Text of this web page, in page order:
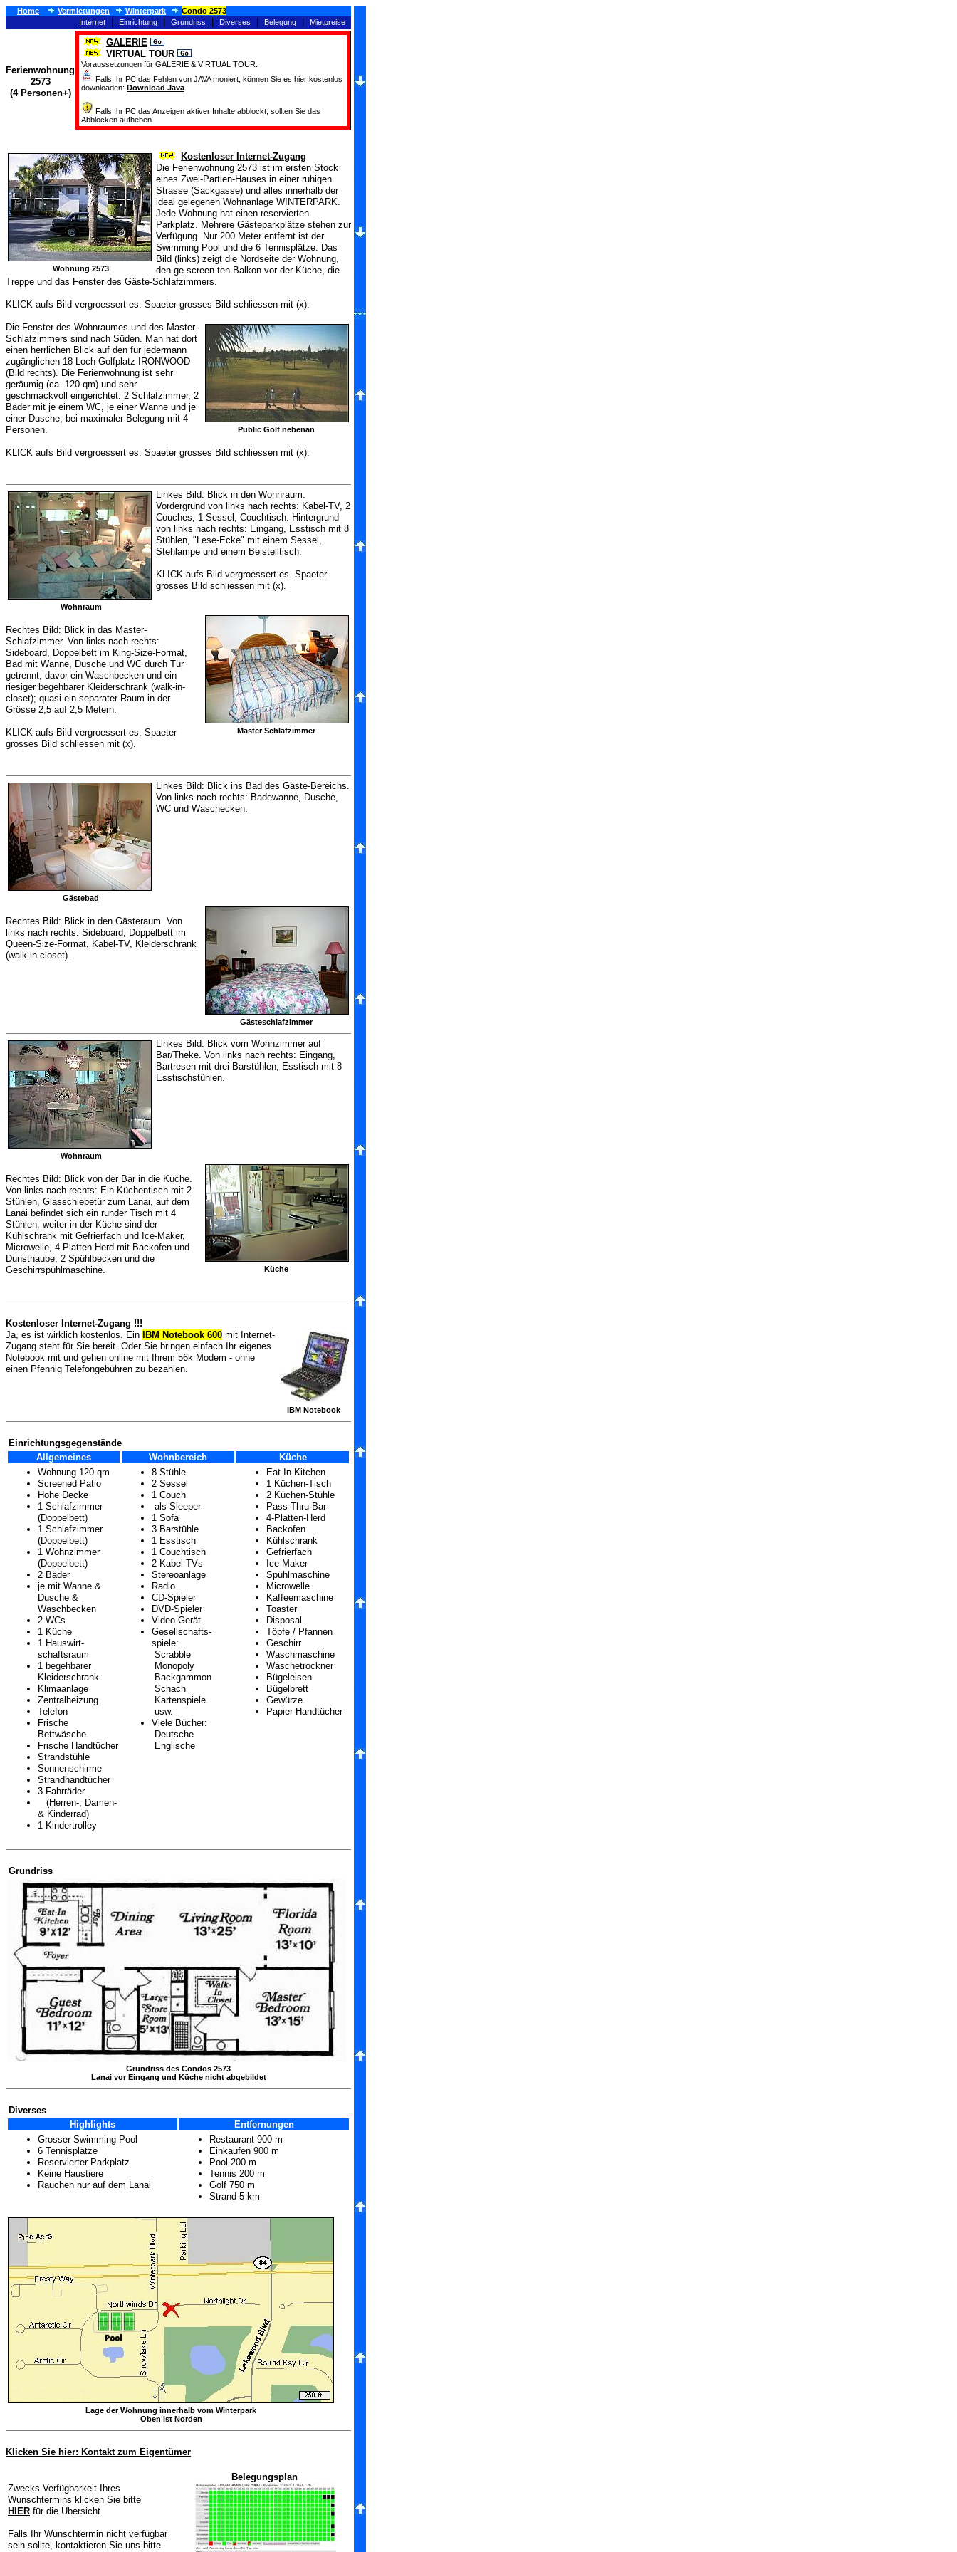
Home Vermietungen Winterpark
Condo 2573
Internet
Einrichtung Grundriss Diverses Belegung Mietpreise
Ferienwohnung
2573
(4 Personen+)
GALERIE
VIRTUAL TOUR
Voraussetzungen für GALERIE & VIRTUAL TOUR:
Falls Ihr PC das Fehlen von JAVA moniert, können Sie es hier kostenlos
downloaden: Download Java
Falls Ihr PC das Anzeigen aktiver Inhalte abblockt, sollten Sie das
Abblocken aufheben.
Wohnung 2573
Kostenloser Internet-Zugang
Die Ferienwohnung 2573 ist im ersten Stock
eines Zwei-Partien-Hauses in einer ruhigen
Strasse (Sackgasse) und alles innerhalb der
ideal gelegenen Wohnanlage WINTERPARK.
Jede Wohnung hat einen reservierten
Parkplatz. Mehrere Gästeparkplätze stehen zur
Verfügung. Nur 200 Meter entfernt ist der
Swimming Pool und die 6 Tennisplätze. Das
Bild (links) zeigt die Nordseite der Wohnung,
den ge-screen-ten Balkon vor der Küche, die
Treppe und das Fenster des Gäste-Schlafzimmers.
KLICK aufs Bild vergroessert es. Spaeter grosses Bild schliessen mit (x).
Public Golf nebenan
Die Fenster des Wohnraumes und des Master-
Schlafzimmers sind nach Süden. Man hat dort
einen herrlichen Blick auf den für jedermann
zugänglichen 18-Loch-Golfplatz IRONWOOD
(Bild rechts). Die Ferienwohnung ist sehr
geräumig (ca. 120 qm) und sehr
geschmackvoll eingerichtet: 2 Schlafzimmer, 2
Bäder mit je einem WC, je einer Wanne und je
einer Dusche, bei maximaler Belegung mit 4
Personen.
KLICK aufs Bild vergroessert es. Spaeter grosses Bild schliessen mit (x).
Wohnraum
Linkes Bild: Blick in den Wohnraum.
Vordergrund von links nach rechts: Kabel-TV, 2
Couches, 1 Sessel, Couchtisch. Hintergrund
von links nach rechts: Eingang, Esstisch mit 8
Stühlen, "Lese-Ecke" mit einem Sessel,
Stehlampe und einem Beistelltisch.
KLICK aufs Bild vergroessert es. Spaeter
grosses Bild schliessen mit (x).
Master Schlafzimmer
Rechtes Bild: Blick in das Master-
Schlafzimmer. Von links nach rechts:
Sideboard, Doppelbett im King-Size-Format,
Bad mit Wanne, Dusche und WC durch Tür
getrennt, davor ein Waschbecken und ein
riesiger begehbarer Kleiderschrank (walk-in-
closet); quasi ein separater Raum in der
Grösse 2,5 auf 2,5 Metern.
KLICK aufs Bild vergroessert es. Spaeter
grosses Bild schliessen mit (x).
Gästebad
Linkes Bild: Blick ins Bad des Gäste-Bereichs.
Von links nach rechts: Badewanne, Dusche,
WC und Waschecken.
Gästeschlafzimmer
Rechtes Bild: Blick in den Gästeraum. Von
links nach rechts: Sideboard, Doppelbett im
Queen-Size-Format, Kabel-TV, Kleiderschrank
(walk-in-closet).
Wohnraum
Linkes Bild: Blick vom Wohnzimmer auf
Bar/Theke. Von links nach rechts: Eingang,
Bartresen mit drei Barstühlen, Esstisch mit 8
Esstischstühlen.
Küche
Rechtes Bild: Blick von der Bar in die Küche.
Von links nach rechts: Ein Küchentisch mit 2
Stühlen, Glasschiebetür zum Lanai, auf dem
Lanai befindet sich ein runder Tisch mit 4
Stühlen, weiter in der Küche sind der
Kühlschrank mit Gefrierfach und Ice-Maker,
Microwelle, 4-Platten-Herd mit Backofen und
Dunsthaube, 2 Spühlbecken und die
Geschirrspühlmaschine.
Kostenloser Internet-Zugang !!!
IBM Notebook
Ja, es ist wirklich kostenlos. Ein IBM Notebook 600 mit Internet-
Zugang steht für Sie bereit. Oder Sie bringen einfach Ihr eigenes
Notebook mit und gehen online mit Ihrem 56k Modem - ohne
einen Pfennig Telefongebühren zu bezahlen.
Einrichtungsgegenstände
Allgemeines
Wohnbereich
Küche
Wohnung 120 qm
Screened Patio
Hohe Decke
1 Schlafzimmer
(Doppelbett)
1 Schlafzimmer
(Doppelbett)
1 Wohnzimmer
(Doppelbett)
2 Bäder
je mit Wanne &
Dusche &
Waschbecken
2 WCs
1 Küche
1 Hauswirt-
schaftsraum
1 begehbarer
Kleiderschrank
Klimaanlage
Zentralheizung
Telefon
Frische
Bettwäsche
Frische Handtücher
Strandstühle
Sonnenschirme
Strandhandtücher
3 Fahrräder
(Herren-, Damen-
& Kinderrad)
1 Kindertrolley
8 Stühle
2 Sessel
1 Couch
als Sleeper
1 Sofa
3 Barstühle
1 Esstisch
1 Couchtisch
2 Kabel-TVs
Stereoanlage
Radio
CD-Spieler
DVD-Spieler
Video-Gerät
Gesellschafts-
spiele:
Scrabble
Monopoly
Backgammon
Schach
Kartenspiele
usw.
Viele Bücher:
Deutsche
Englische
Eat-In-Kitchen
1 Küchen-Tisch
2 Küchen-Stühle
Pass-Thru-Bar
4-Platten-Herd
Backofen
Kühlschrank
Gefrierfach
Ice-Maker
Spühlmaschine
Microwelle
Kaffeemaschine
Toaster
Disposal
Töpfe / Pfannen
Geschirr
Waschmaschine
Wäschetrockner
Bügeleisen
Bügelbrett
Gewürze
Papier Handtücher
Grundriss
Grundriss des Condos 2573
Lanai vor Eingang und Küche nicht abgebildet
Diverses
Highlights
Entfernungen
Grosser Swimming Pool
6 Tennisplätze
Reservierter Parkplatz
Keine Haustiere
Rauchen nur auf dem Lanai
Restaurant 900 m
Einkaufen 900 m
Pool 200 m
Tennis 200 m
Golf 750 m
Strand 5 km
Lage der Wohnung innerhalb vom Winterpark
Oben ist Norden
Klicken Sie hier: Kontakt zum Eigentümer
Zwecks Verfügbarkeit Ihres
Wunschtermins klicken Sie bitte
HIER für die Übersicht.
Falls Ihr Wunschtermin nicht verfügbar
sein sollte, kontaktieren Sie uns bitte
Belegungsplan